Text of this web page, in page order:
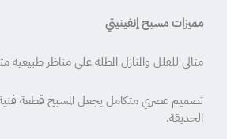
مميزات مسبح إنفينيتي
مثالي للفلل والمنازل المطلة على مناظر طبيعية
تصميم عصري متكامل يجعل المسبح قطعة فنية
الحديقة.